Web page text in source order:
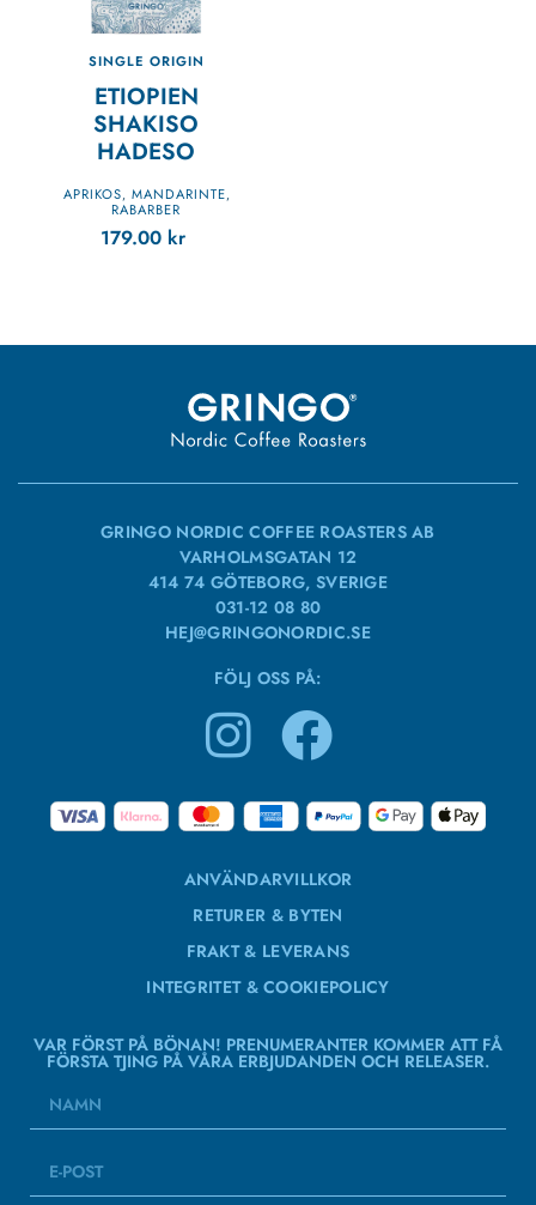
SINGLE ORIGIN
ETIOPIEN
SHAKISO
HADESO
APRIKOS, MANDARINTE,
RABARBER
179.00 kr
GRINGO NORDIC COFFEE ROASTERS AB
VARHOLMSGATAN 12
414 74 GÖTEBORG, SVERIGE
031-12 08 80
HEJ@GRINGONORDIC.SE
FÖLJ OSS PÅ:
ANVÄNDARVILLKOR
RETURER & BYTEN
FRAKT & LEVERANS
INTEGRITET & COOKIEPOLICY
VAR FÖRST PÅ BÖNAN! PRENUMERANTER KOMMER ATT FÅ
FÖRSTA TJING PÅ VÅRA ERBJUDANDEN OCH RELEASER.